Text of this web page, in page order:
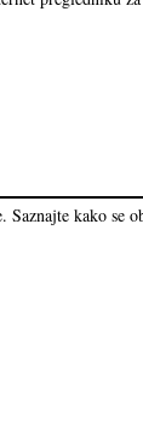
Saznajte kako se